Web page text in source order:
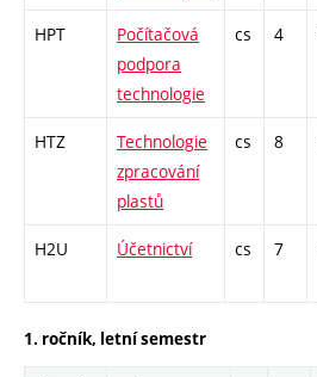
HPT
Počítačová
podpora
technologie
cs 4
HTZ
Technologie
zpracování
plastů
cs 8
H2U Účetnictví cs 7
1. ročník, letní semestr